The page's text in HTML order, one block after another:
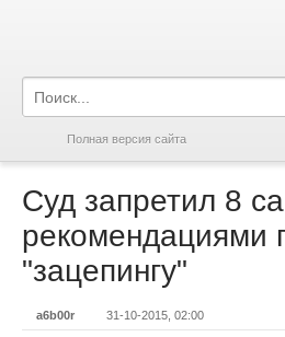
Полная версия сайта
Суд запретил 8
рекомендациями
"зацепингу"
a6b00r 31-10-2015, 02:00